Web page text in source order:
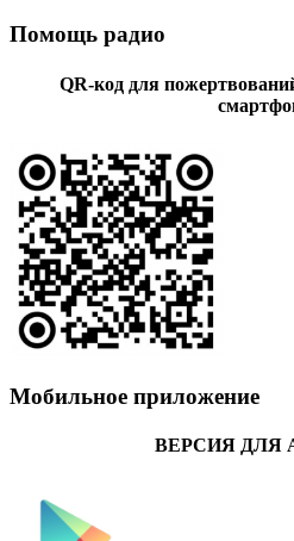
Помощь радио
QR-код для
Мобильное приложение
ВЕРСИЯ ДЛЯ